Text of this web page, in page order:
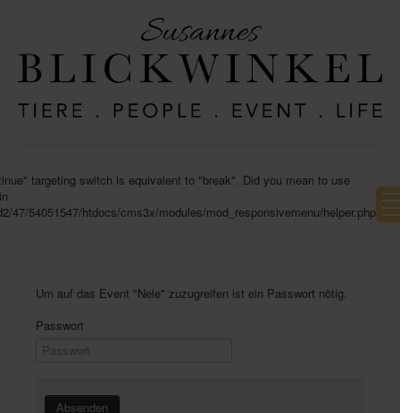
targeting switch is equivalent to "break". Did you mean to use
47/54051547/htdocs/cms3x/modules/mod_responsivemenu/helper.php
Um auf das Event "Nele" zuzugreifen ist ein Passwort nötig.
Passwort